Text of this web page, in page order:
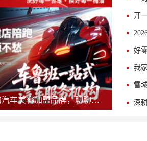
全网真实好评多的汽车美容加盟品牌，聊聊车鲁班的实际开店体验
雪
深